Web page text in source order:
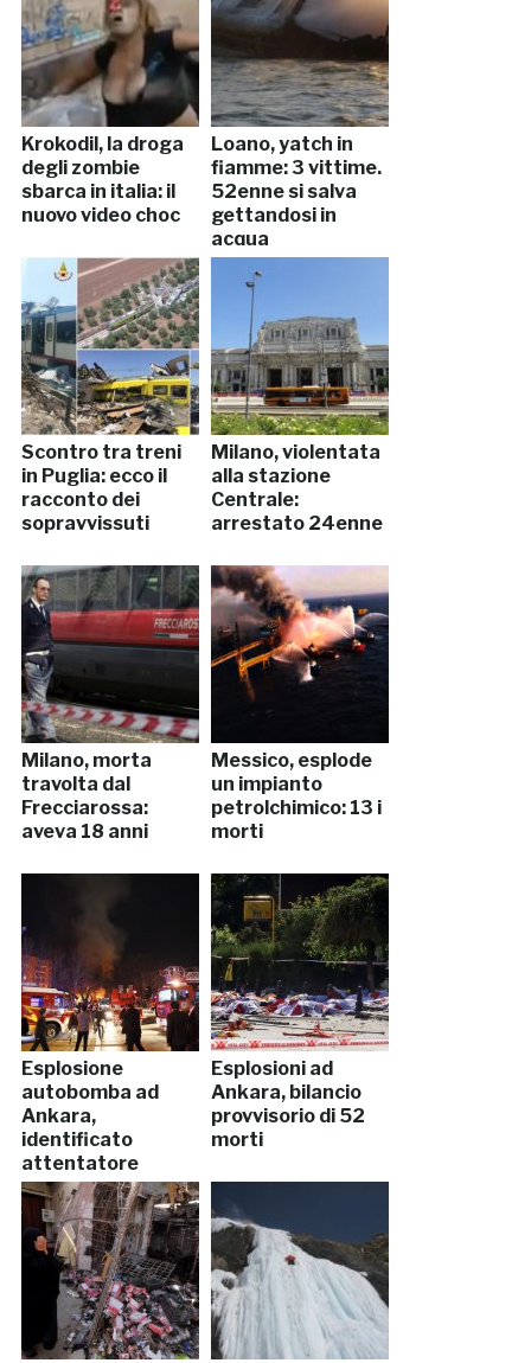
Krokodil, la droga
degli zombie
sbarca in italia: il
nuovo video choc
Loano, yatch in
fiamme: 3 vittime.
52enne si salva
gettandosi in
acqua
Scontro tra treni
in Puglia: ecco il
racconto dei
sopravvissuti
Milano, violentata
alla stazione
Centrale:
arrestato 24enne
Milano, morta
travolta dal
Frecciarossa:
aveva 18 anni
Messico, esplode
un impianto
petrolchimico: 13 i
morti
Esplosione
autobomba ad
Ankara,
identificato
attentatore
Esplosioni ad
Ankara, bilancio
provvisorio di 52
morti